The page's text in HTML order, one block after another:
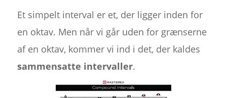
Et simpelt interval er et, der ligger inden for
en oktav. Men når vi går uden for grænserne
af en oktav, kommer vi ind i det, der kaldes
sammensatte intervaller.